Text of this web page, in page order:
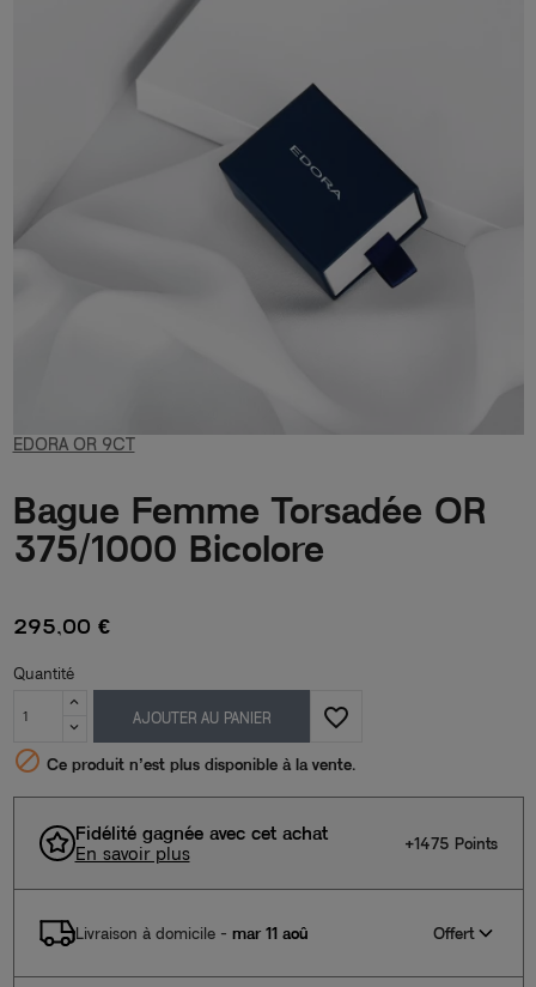
EDORA OR 9CT
Bague Femme Torsadée OR
375/1000 Bicolore
295,00 €
Quantité
AJOUTER AU PANIER
favorite_border
 Ce produit n’est plus disponible à la vente.
Fidélité gagnée avec cet achat
En savoir plus
+1475 Points
Livraison à domicile- mar 11 aoû Offert